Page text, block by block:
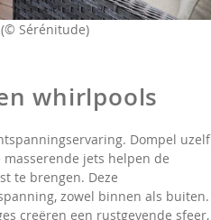
Sérénitude)
whirlpools
Dompel uzelf
masserende jets helpen de
te brengen. Deze
zowel binnen als buiten.
creëren een rustgevende sfeer,